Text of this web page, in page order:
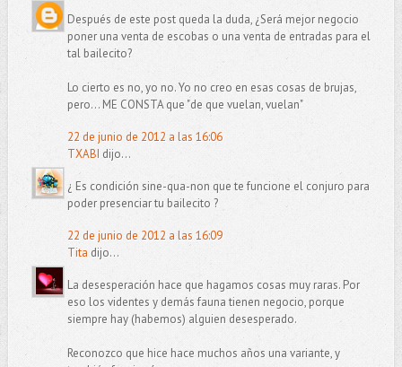
Después de este post queda la duda, ¿Será mejor negocio
poner una venta de escobas o una venta de entradas para el
tal bailecito?
Lo cierto es no, yo no. Yo no creo en esas cosas de brujas,
pero... ME CONSTA que "de que vuelan, vuelan"
22 de junio de 2012 a las 16:06
TXABI dijo...
¿ Es condición sine-qua-non que te funcione el conjuro para
poder presenciar tu bailecito ?
22 de junio de 2012 a las 16:09
Tita dijo...
La desesperación hace que hagamos cosas muy raras. Por
eso los videntes y demás fauna tienen negocio, porque
siempre hay (habemos) alguien desesperado.
Reconozco que hice hace muchos años una variante, y